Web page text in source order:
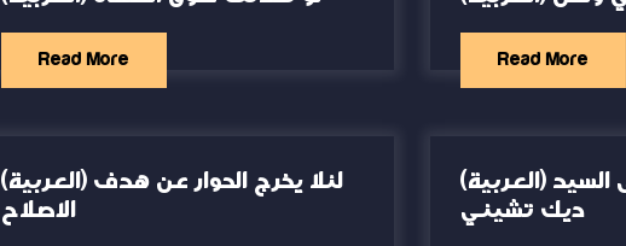
Read More Read More
(العربية) لئلا يخرج الحوار عن هدف
الاصلاح
(العربية) رسالة مفتوحة إلى السيد
ديك تشيني